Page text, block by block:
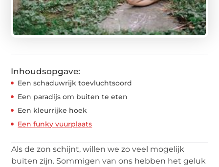
Inhoudsopgave:
Een schaduwrijk toevluchtsoord
Een paradijs om buiten te eten
Een kleurrijke hoek
Een funky vuurplaats
Als de zon schijnt, willen we zo veel mogelijk
buiten zijn. Sommigen van ons hebben het geluk